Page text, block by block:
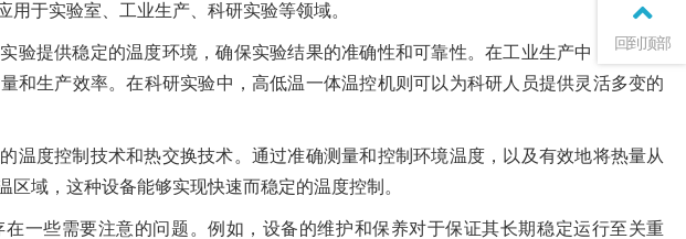
于实验室、工业生产、科研实验等领域。
验提供稳定的温度环境，确保实验结果的准确性和可靠性。在工业生产中，这种设
和生产效率。在科研实验中，高低温一体温控机则可以为科研人员提供灵活多变的
温度控制技术和热交换技术。通过准确测量和控制环境温度，以及有效地将热量从
域，这种设备能够实现快速而稳定的温度控制。
一些需要注意的问题。例如，设备的维护和保养对于保证其长期稳定运行至关重
回到顶部